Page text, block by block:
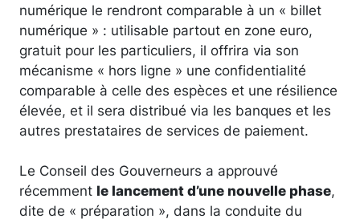
numérique le rendront comparable à un « billet
numérique » : utilisable partout en zone euro,
gratuit pour les particuliers, il offrira via son
mécanisme « hors ligne » une confidentialité
comparable à celle des espèces et une résilience
élevée, et il sera distribué via les banques et les
autres prestataires de services de paiement.
Le Conseil des Gouverneurs a approuvé
récemment le lancement d’une nouvelle phase,
dite de « préparation », dans la conduite du